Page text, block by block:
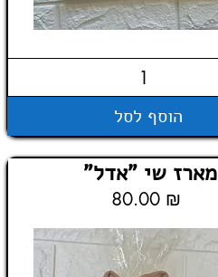
הוסף לסל
מארז שי "אדל"
80.00 ₪